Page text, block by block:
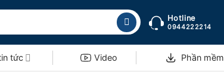
Hotline
0944222214
tức Video Phần mềm